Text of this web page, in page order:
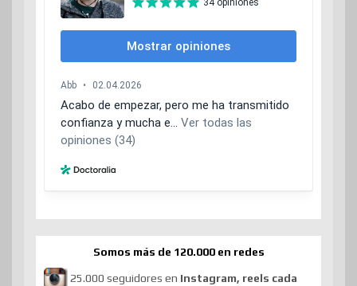
Somos más de 120.000 en redes
25.000 seguidores en Instagram, reels cada